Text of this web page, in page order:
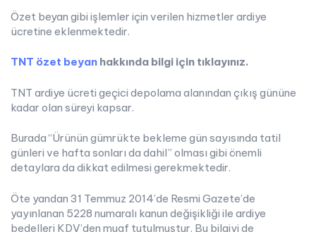
Özet beyan gibi işlemler için verilen hizmetler ardiye
ücretine eklenmektedir.
TNT özet beyan hakkında bilgi için tıklayınız.
TNT ardiye ücreti geçici depolama alanından çıkış gününe
kadar olan süreyi kapsar.
Burada “Ürünün gümrükte bekleme gün sayısında tatil
günleri ve hafta sonları da dahil” olması gibi önemli
detaylara da dikkat edilmesi gerekmektedir.
Öte yandan 31 Temmuz 2014’de Resmi Gazete’de
yayınlanan 5228 numaralı kanun değişikliği ile ardiye
bedelleri KDV’den muaf tutulmuştur. Bu bilgiyi de